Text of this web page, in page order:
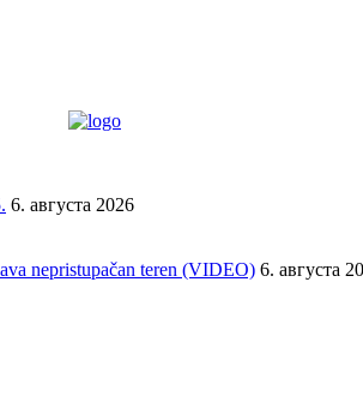
6. августа 2026
nepristupačan teren (VIDEO) 6. августа